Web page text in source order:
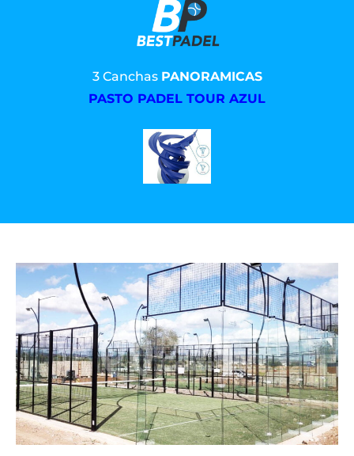
3 Canchas PANORAMICAS
PASTO PADEL TOUR AZUL